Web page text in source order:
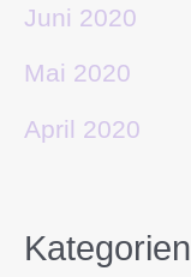
Juni 2020
Mai 2020
April 2020
Kategorien